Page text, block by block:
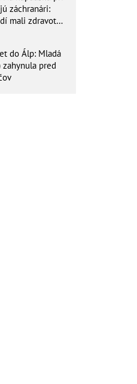
záchranári:
mali zdravotné
do Álp: Mladá
zahynula pred